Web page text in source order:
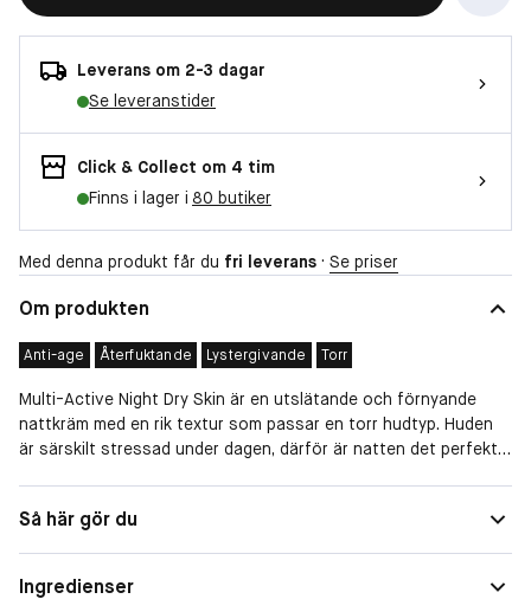
Leverans om 2-3 dagar
Se leveranstider
Click & Collect om 4 tim
Finns i lager i 80 butiker
Med denna produkt får du fri leverans · Se priser
Om produkten
Anti-age Återfuktande Lystergivande Torr
Multi-Active Night Dry Skin är en utslätande och förnyande
nattkräm med en rik textur som passar en torr hudtyp. Huden
är särskilt stressad under dagen, därför är natten det perfekta
är berikad med Skin Charger Complex – en kraftfull duo av
niacinamid och martornsextrakt – som hjälper till att reducera
Speciella behov
Så här gör du
Ingredienser